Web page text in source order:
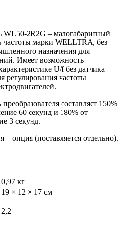
WL50-2R2G – малогабаритный
частоты марки WELLTRA, без
назначения для
Имеет возможность
U/f без датчика
регулирования частоты
составляет 150%
60 секунд и 180% от
3 секунд.
опция (поставляется отдельно).
0,97 кг
19 × 12 × 17 см
2,2